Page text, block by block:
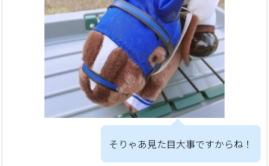
そりゃあ見た目大事ですからね！